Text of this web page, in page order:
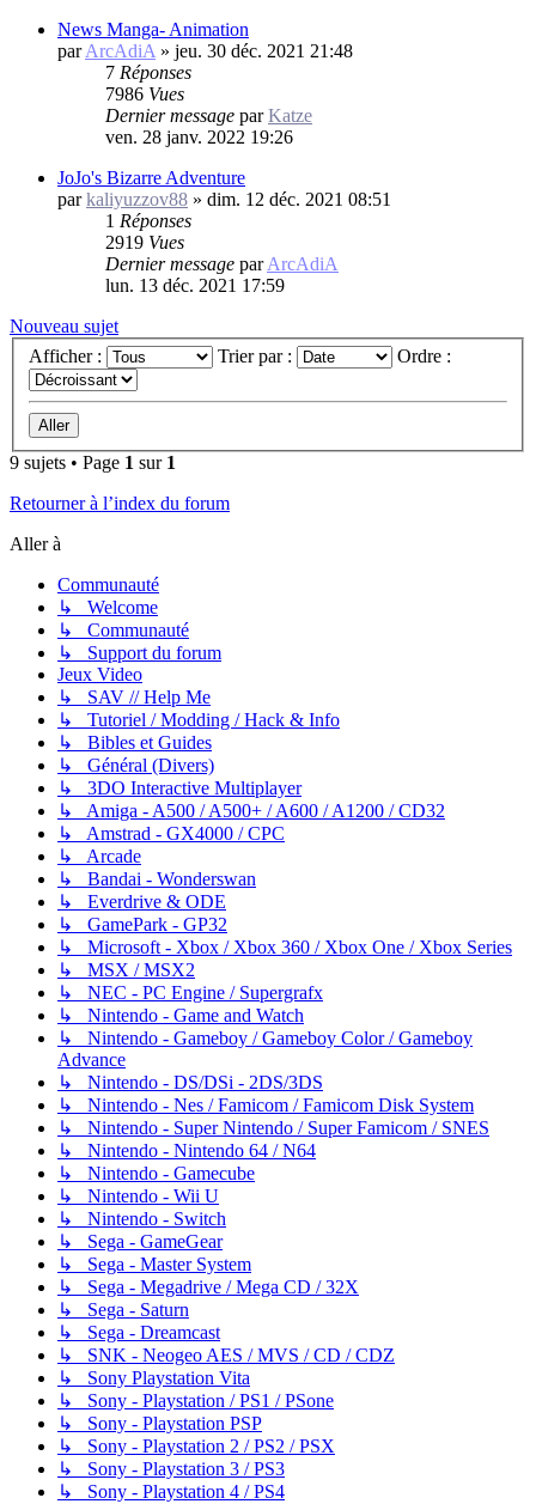
News Manga- Animation
parArcAdiA » jeu. 30 déc. 2021 21:48
7 Réponses
7986 Vues
Dernier message parKatze
ven. 28 janv. 2022 19:26
JoJo's Bizarre Adventure
parkaliyuzzov88 » dim. 12 déc. 2021 08:51
1 Réponses
2919 Vues
Dernier message parArcAdiA
lun. 13 déc. 2021 17:59
Nouveau sujet
Afficher :
Trier par : Ordre :
9 sujets • Page 1 sur 1
Retourner à l’index du forum
Aller à
Communauté
↳ Welcome
↳ Communauté
↳ Support du forum
Jeux Video
↳ SAV // Help Me
↳ Tutoriel / Modding / Hack & Info
↳ Bibles et Guides
↳ Général (Divers)
↳ 3DO Interactive Multiplayer
↳ Amiga - A500 / A500+ / A600 / A1200 / CD32
↳ Amstrad - GX4000 / CPC
↳ Arcade
↳ Bandai - Wonderswan
↳ Everdrive & ODE
↳ GamePark - GP32
↳ Microsoft - Xbox / Xbox 360 / Xbox One / Xbox Series
↳ MSX / MSX2
↳ NEC - PC Engine / Supergrafx
↳ Nintendo - Game and Watch
↳ Nintendo - Gameboy / Gameboy Color / Gameboy
Advance
↳ Nintendo - DS/DSi - 2DS/3DS
↳ Nintendo - Nes / Famicom / Famicom Disk System
↳ Nintendo - Super Nintendo / Super Famicom / SNES
↳ Nintendo - Nintendo 64 / N64
↳ Nintendo - Gamecube
↳ Nintendo - Wii U
↳ Nintendo - Switch
↳ Sega - GameGear
↳ Sega - Master System
↳ Sega - Megadrive / Mega CD / 32X
↳ Sega - Saturn
↳ Sega - Dreamcast
↳ SNK - Neogeo AES / MVS / CD / CDZ
↳ Sony Playstation Vita
↳ Sony - Playstation / PS1 / PSone
↳ Sony - Playstation PSP
↳ Sony - Playstation 2 / PS2 / PSX
↳ Sony - Playstation 3 / PS3
↳ Sony - Playstation 4 / PS4